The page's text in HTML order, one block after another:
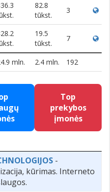
82.8
tūkst.
3
19.5
tūkst.
7
mln. 2.4 mln. 192
Top
prekybos
įmonės
-
kūrimas. Interneto